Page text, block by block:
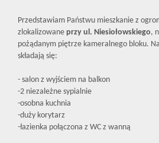
Przedstawiam Państwu mieszkanie z
zlokalizowane przy ul. Niesiołowskiego,
pożądanym piętrze kameralnego bloku.
składają się:
- salon z wyjściem na balkon
-2 niezależne sypialnie
-osobna kuchnia
-duży korytarz
-łazienka połączona z WC z wanną